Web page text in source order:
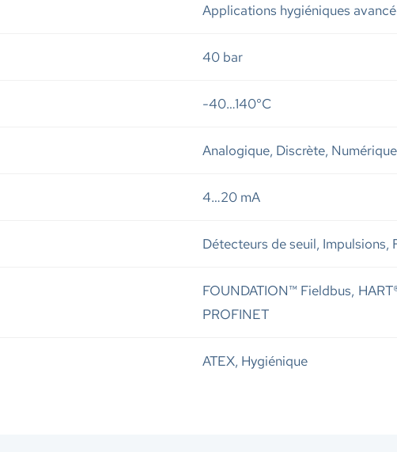
Applications hygiéniques
40 bar
-40…140°C
Analogique, Discrète, Numérique
4…20 mA
Détecteurs de seuil, Impulsions,
FOUNDATION™ Fieldbus,
PROFINET
ATEX, Hygiénique